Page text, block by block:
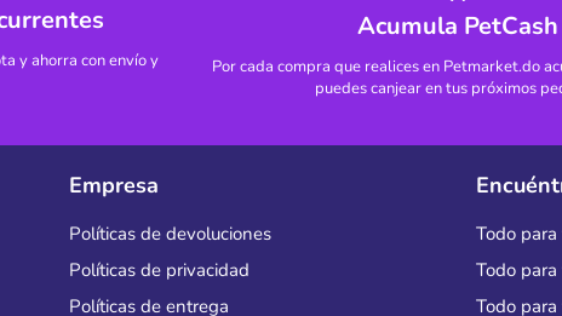
y ahorra con envío y
Acumula PetCash
Por cada compra que realices en Petmarket.do
puedes canjear en tus próximos
Empresa
Políticas de devoluciones
Políticas de privacidad
Políticas de entrega
Todo
Todo
Todo